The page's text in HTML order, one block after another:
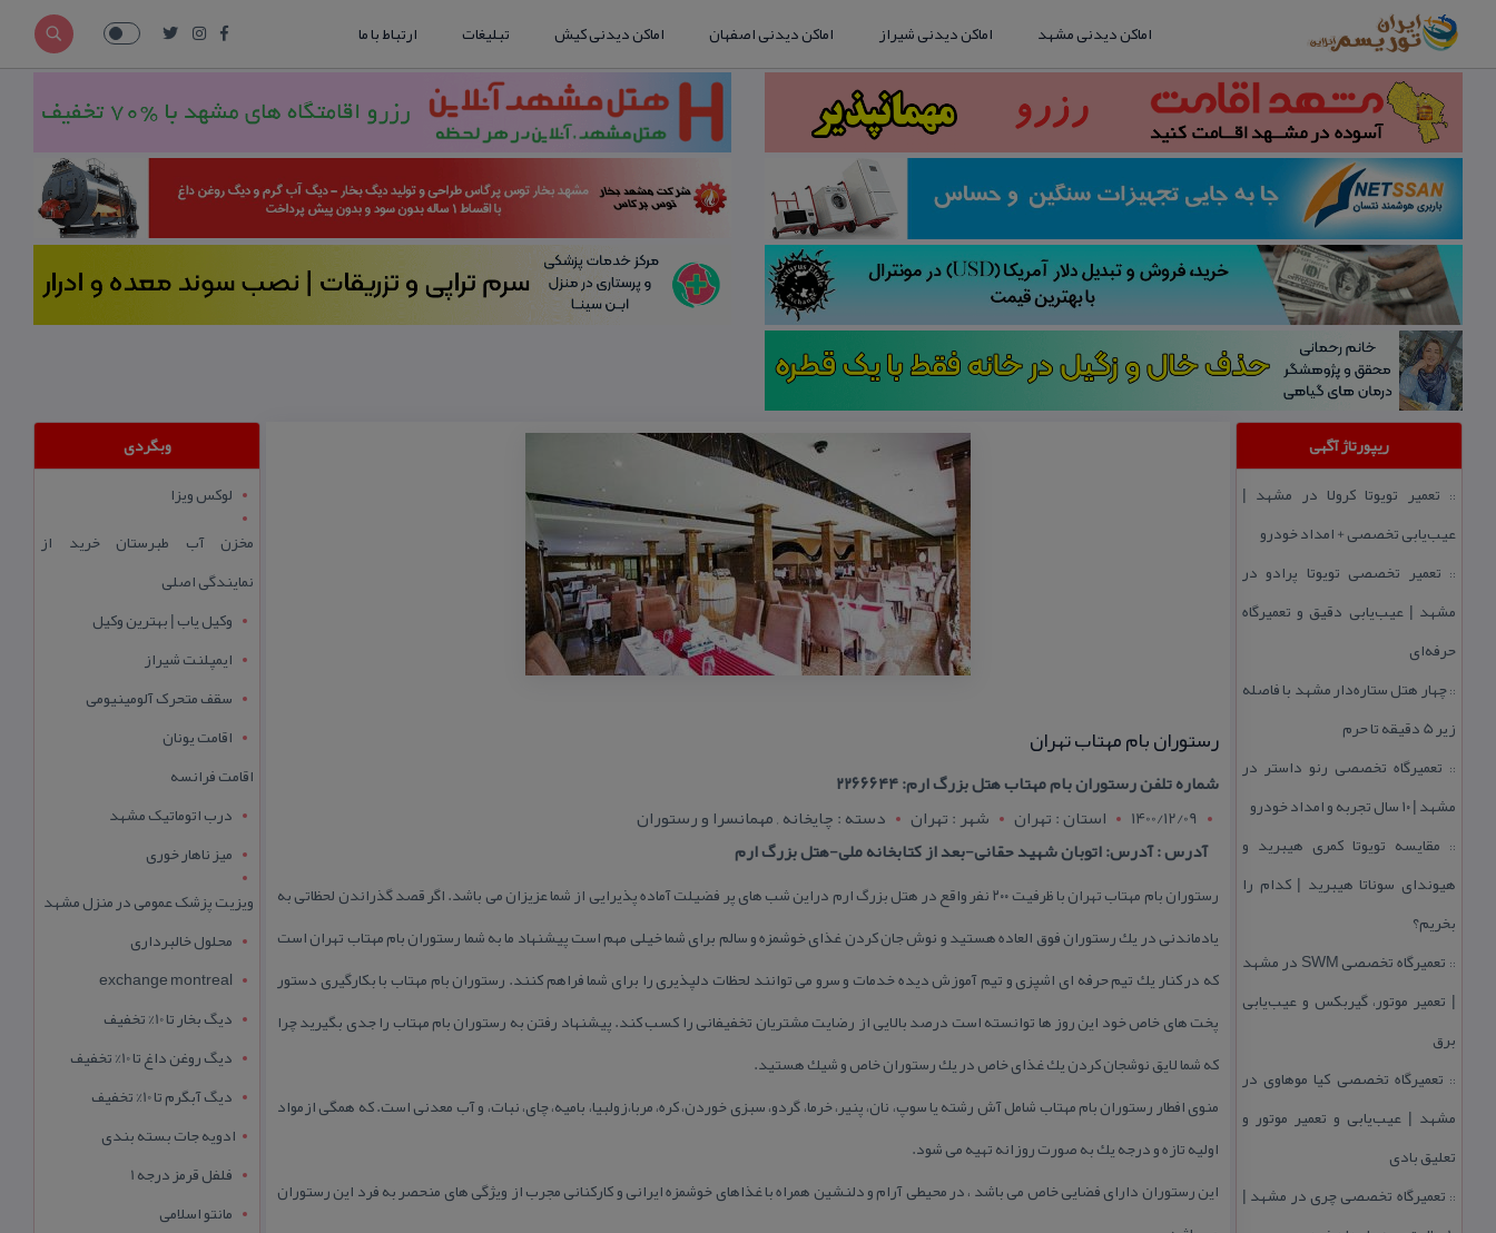
اماکن دیدنی مشهد اماکن دیدنی شیراز اماکن دیدنی اصفهان اماکن دیدنی کیش تبلیغات ارتباط با ما
ریپورتاژ آگهی
:: تعمیر تویوتا كرولا در مشهد |
عیب‌یابی تخصصی + امداد خودرو
:: تعمیر تخصصی تویوتا پرادو در
مشهد | عیب‌یابی دقیق و تعمیرگاه
حرفه‌ای
::چهار هتل‌ ستاره‌دار مشهد با فاصله
زیر 5 دقیقه تا حرم
:: تعمیرگاه تخصصی رنو داستر در
مشهد | ۱۰ سال تجربه و امداد خودرو
:: مقایسه تویوتا كمری هیبرید و
هیوندای سوناتا هیبرید | كدام را
بخریم؟
::
تعمیرگاه تخصصی SWM در مشهد
| تعمیر موتور، گیربكس و عیب‌یابی
برق
:: تعمیرگاه تخصصی كیا موهاوی در
مشهد | عیب‌یابی و تعمیر موتور و
تعلیق بادی
:: تعمیرگاه تخصصی چری در مشهد |
رستوران بام مهتاب تهران
شماره تلفن رستوران بام مهتاب هتل بزرگ ارم: ۲۲۶۶۶۴۴
1400/12/09
استان : تهران شهر : تهران
دسته : چایخانه , مهمانسرا و رستوران
آدرس : آدرس: اتوبان شهید حقانی-بعد از كتابخانه ملی-هتل بزرگ ارم
رستوران بام مهتاب تهران با ظرفیت ۲۰۰ نفر واقع در هتل بزرگ ارم دراین شب های پر فضیلت آماده پذیرایی از شما عزیزان می باشد. اگر قصد گذراندن لحظاتی به
یادماندنی در یك رستوران فوق العاده هستید و نوش جان كردن غذای خوشمزه و سالم برای شما خیلی مهم است پیشنهاد ما به شما رستوران بام مهتاب تهران است
كه در كنار یك تیم حرفه ای اشپزی و تیم آموزش دیده خدمات و سرو می توانند لحظات دلپذیری را برای شما فراهم كنند. رستوران بام مهتاب با بكارگیری دستور
پخت های خاص خود این روز ها توانسته است درصد بالایی از رضایت مشتریان تخفیفانی را كسب كند. پیشنهاد رفتن به رستوران بام مهتاب را جدی بگیرید چرا
كه شما لایق نوشجان كردن یك غذای خاص در یك رستوران خاص و شیك هستید.
منوی افطار رستوران بام مهتاب شامل آش رشته یا سوپ، نان، پنیر، خرما، گردو، سبزی خوردن، كره، مربا،زولبیا، بامیه، چای، نبات، و آب معدنی است. كه همگی ازمواد
اولیه تازه و درجه یك به صورت روزانه تهیه می شود.
این رستوران دارای فضایی خاص می باشد ، در محیطی آرام و دلنشین همراه با غذاهای خوشمزه ایرانی و كاركنانی مجرب از ویژگی های منحصر به فرد این رستوران
وبگردی
لوکس ویزا
مخزن آب طبرستان خرید از
نمایندگی اصلی
وکیل یاب | بهترین وکیل
ایمپلنت شیراز
سقف متحرک آلومینیومی
اقامت یونان
اقامت فرانسه
درب اتوماتیک مشهد
میز ناهار خوری
ویزیت پزشک عمومی در منزل مشهد
محلول خالبرداری
exchange montreal
دیگ بخار تا 10% تخفیف
دیگ روغن داغ تا 10% تخفیف
دیگ آبگرم تا 10% تخفیف
ادویه جات بسته بندی
فلفل قرمز درجه 1
مانتو اسلامی